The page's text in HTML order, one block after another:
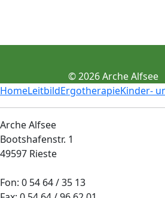
© 2026 Arche Alfsee
HomeLeitbildErgotherapieKinder-
Arche Alfsee
Bootshafenstr. 1
49597 Rieste
Fon: 0 54 64 / 35 13